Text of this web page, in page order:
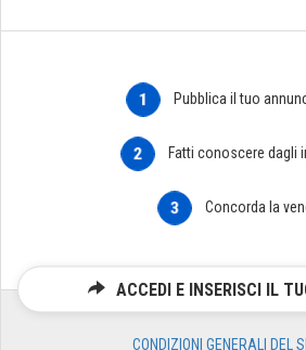
1 Pubblica il tuo
2 Fatti conoscere dagli
3 Concorda la
ACCEDI E INSERISCI IL
CONDIZIONI GENERALI DEL